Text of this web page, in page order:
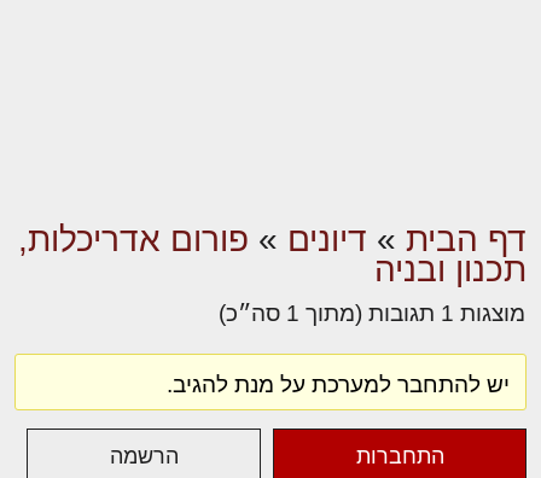
דף הבית » דיונים » פורום אדריכלות,
תכנון ובניה
מוצגות 1 תגובות (מתוך 1 סה״כ)
יש להתחבר למערכת על מנת להגיב.
התחברות הרשמה